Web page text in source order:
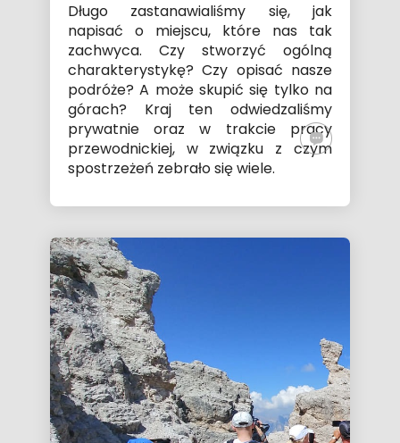
Długo zastanawialiśmy się, jak
napisać o miejscu, które nas tak
zachwyca. Czy stworzyć ogólną
charakterystykę? Czy opisać nasze
podróże? A może skupić się tylko na
górach? Kraj ten odwiedzaliśmy
prywatnie oraz w trakcie pracy
przewodnickiej, w związku z czym
spostrzeżeń zebrało się wiele.